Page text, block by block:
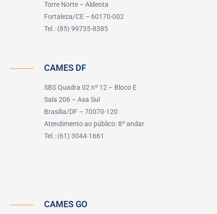
Torre Norte – Aldeota
Fortaleza/CE – 60170-002
Tel.: (85) 99735-8385
CAMES DF
SBS Quadra 02 nº 12 – Bloco E
Sala 206 – Asa Sul
Brasília/DF – 70070-120
Atendimento ao público: 8º andar
Tel.: (61) 3044-1661
CAMES GO